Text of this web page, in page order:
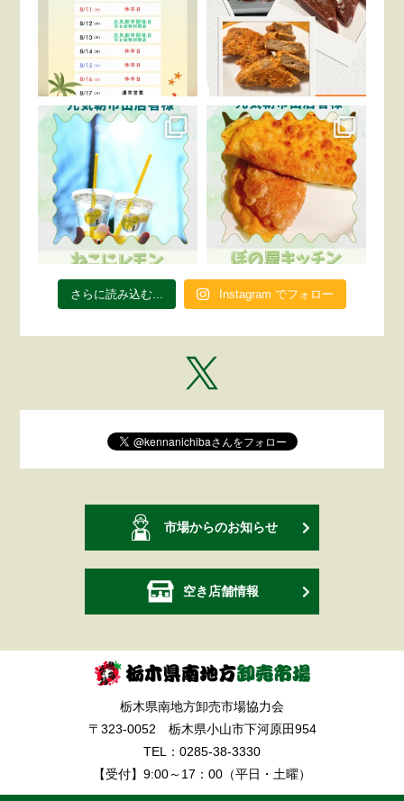
さらに読み込む... Instagram でフォロー
市場からのお知らせ
空き店舗情報
栃木県南地方卸売市場協力会
〒323-0052 栃木県小山市下河原田954
TEL： 0285-38-3330
【受付】9:00～17：00（平日・土曜）